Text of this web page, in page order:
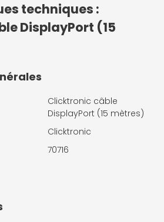
techniques :
DisplayPort (15
Clicktronic câble
DisplayPort (15 mètres)
Clicktronic
70716